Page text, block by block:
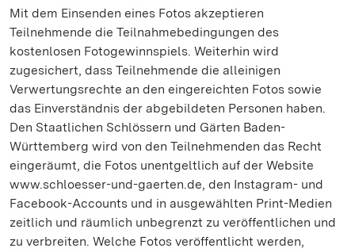
Mit dem Einsenden eines Fotos akzeptieren
Teilnehmende die Teilnahmebedingungen des
kostenlosen Fotogewinnspiels. Weiterhin wird
zugesichert, dass Teilnehmende die alleinigen
Verwertungsrechte an den eingereichten Fotos sowie
das Einverständnis der abgebildeten Personen haben.
Den Staatlichen Schlössern und Gärten Baden-
Württemberg wird von den Teilnehmenden das Recht
eingeräumt, die Fotos unentgeltlich auf der Website
www.schloesser-und-gaerten.de, den Instagram- und
Facebook-Accounts und in ausgewählten Print-Medien
zeitlich und räumlich unbegrenzt zu veröffentlichen und
zu verbreiten. Welche Fotos veröffentlicht werden,